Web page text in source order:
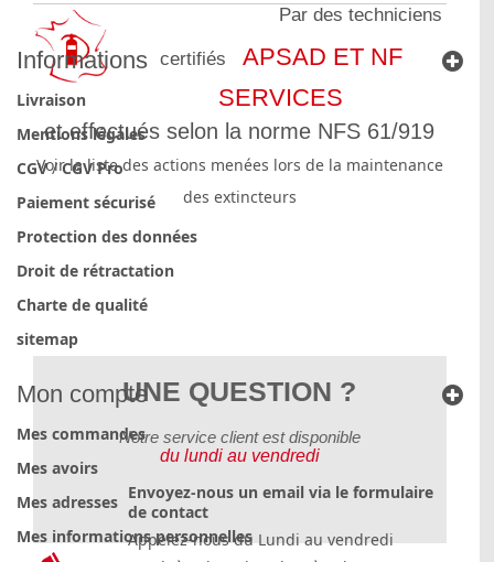
Par des techniciens
certifiés
APSAD ET NF
SERVICES
et effectués selon la norme NFS 61/919
Voir la liste des actions menées lors de la maintenance
des extincteurs
UNE QUESTION ?
Notre service client est disponible
du lundi au vendredi
Envoyez-nous un email via le formulaire
de contact
Appelez-nous du Lundi au vendredi
Informations
Livraison
Mentions légales
CGV/CGV Pro
Paiement sécurisé
Protection des données
Droit de rétractation
Charte de qualité
sitemap
Mon compte
Mes commandes
Mes avoirs
Mes adresses
Mes informations personnelles